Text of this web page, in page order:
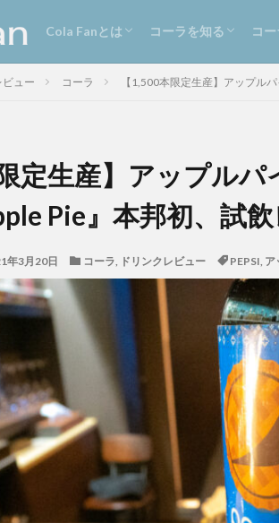
Cola Fanとは
Cola Fanとは
ライターリスト
コーラを知る
News
ドリンクレビュー
歴史
News
プレスリリース
コ
飲
レ
イ
ビュー コーラ 【1,500本限定生産】アップル
限定生産】アップル
Pie』本邦初、試
年3月20日 コーラ, ドリンクレビュー PEPSI, ア
タグ
11種のスパイスコーラ 伊良コー
北摂スパイスコーラ
北摂スパイ
埼玉クラフトコーラ
大和コーラ
ポークソテー ハン
プラントベース
プレスリリース
モンスターエナジー
ボタニカル
またたびコーラ
メロンソーダ
愛と美の戦士
パーティタイム
薩摩クラフトコーラ
薬膳発酵コ
銚子灯台コーラ
美郷町 鎌
香川
高知クラフトコーラ